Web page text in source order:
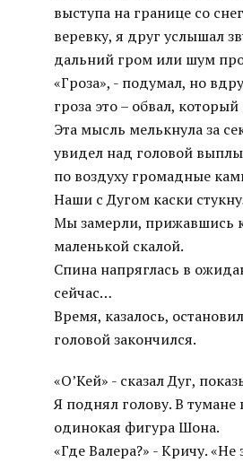
выступа на границе со
веревку, я друг услышал
дальний гром или шум
«Гроза», - подумал, но
гроза это – обвал,
Эта мысль мелькнула за
увидел над головой
по воздуху громадные
Наши с Дугом каски
Мы замерли, прижавшись
маленькой скалой.
Спина напряглась в
сейчас…
Время, казалось,
головой закончился.
«О’Кей» - сказал Дуг,
Я поднял голову. В тумане
одинокая фигура Шона.
«Где Валера?» - Кричу.